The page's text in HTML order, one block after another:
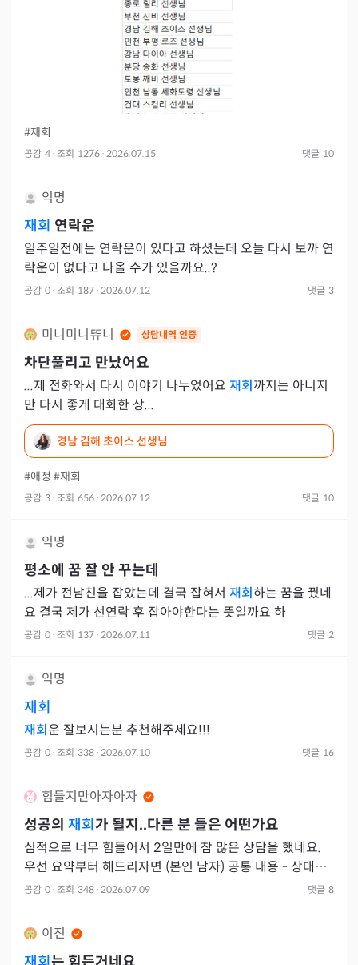
#재회
공감 4 · 조회 1276 · 2026.07.15 댓글 10
익명
재회 연락운
일주일전에는 연락운이 있다고 하셨는데 오늘 다시 보까 연
락운이 없다고 나올 수가 있을까요..?
공감 0 · 조회 187 · 2026.07.12 댓글 3
미니미니뜌니 상담내역 인증
차단풀리고 만났어요
...제 전화와서 다시 이야기 나누었어요 재회 까지는 아니지
만 다시 좋게 대화한 상...
경남 김해 초이스 선생님
#애정 #재회
공감 3 · 조회 656 · 2026.07.12 댓글 10
익명
평소에 꿈 잘 안 꾸는데
...제가 전남친을 잡았는데 결국 잡혀서 재회하는 꿈을 꿨네
요 결국 제가 선연락 후 잡아야한다는 뜻일까요 하
공감 0 · 조회 137 · 2026.07.11 댓글 2
익명
재회
재회운 잘보시는분 추천해주세요!!!
공감 0 · 조회 338 · 2026.07.10 댓글 16
힘들지만아자아자
성공의 재회 가 될지..다른 분 들은 어떤가요
심적으로 너무 힘들어서 2일만에 참 많은 상담을 했네요.
우선 요약부터 해드리자면 (본인 남자) 공통 내용 - 상대방
이 너무 지쳐 이별을 원함. 본인의 일에 집중하려고 한다.
공감 0 · 조회 348 · 2026.07.09 댓글 8
이진